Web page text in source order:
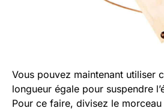
Vous pouvez maintenant utiliser
longueur égale pour suspendre
Pour ce faire, divisez le